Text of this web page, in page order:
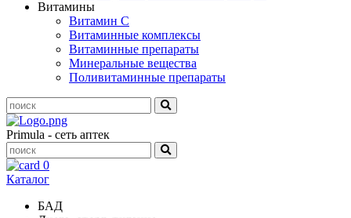
Витамины
Витамин С
Витаминные комплексы
Витаминные препараты
Минеральные вещества
Поливитаминные препараты
Primula - сеть аптек
0
Каталог
БАД